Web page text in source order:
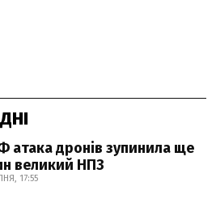
атака дронів зупинила ще
великий НПЗ
17:55